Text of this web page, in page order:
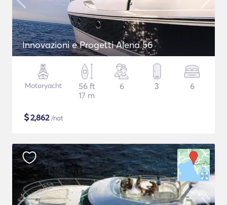
Innovazioni e Progetti Alena 56
Motoryacht
56 ft
17 m
6 3 6
$2,862/nat